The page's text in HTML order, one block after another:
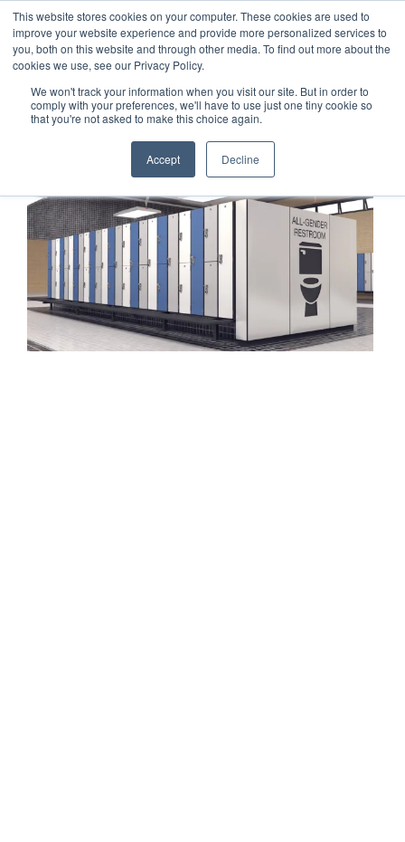
This website stores cookies on your computer. These cookies are used to
improve your website experience and provide more personalized services to
you, both on this website and through other media. To find out more about the
cookies we use, see our Privacy Policy.
We won't track your information when you visit our site. But in order to
comply with your preferences, we'll have to use just one tiny cookie so
that you're not asked to make this choice again.
Accept Decline
1-855-444-0588